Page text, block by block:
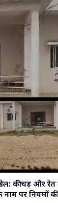
कीचड़ और रेत
के नाम पर